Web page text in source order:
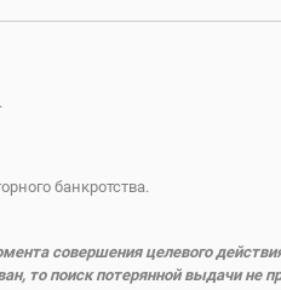
банкротства.
совершения целевого
то поиск потерянной выдачи не